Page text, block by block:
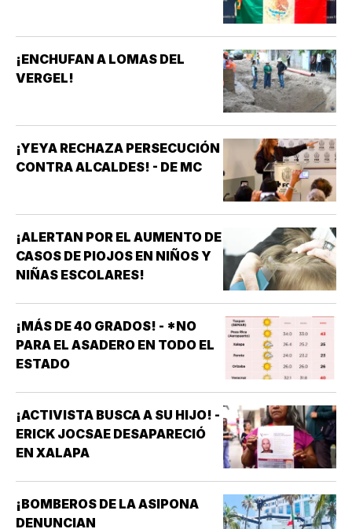
¡ENCHUFAN A LOMAS DEL
VERGEL!
¡YEYA RECHAZA PERSECUCIÓN
CONTRA ALCALDES! - DE MC
¡ALERTAN POR EL AUMENTO DE
CASOS DE PIOJOS EN NIÑOS Y
NIÑAS ESCOLARES!
¡MÁS DE 40 GRADOS! - *NO
PARA EL ASADERO EN TODO EL
ESTADO
¡ACTIVISTA BUSCA A SU HIJO! -
ERICK JOCSAE DESAPARECIÓ
EN XALAPA
¡BOMBEROS DE LA ASIPONA
DENUNCIAN